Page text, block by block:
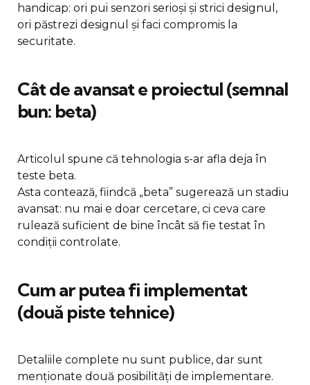
handicap: ori pui senzori serioși și strici designul,
ori păstrezi designul și faci compromis la
securitate.
Cât de avansat e proiectul (semnal
bun: beta)
Articolul spune că tehnologia s-ar afla deja în
teste beta.
Asta contează, fiindcă „beta” sugerează un stadiu
avansat: nu mai e doar cercetare, ci ceva care
rulează suficient de bine încât să fie testat în
condiții controlate.
Cum ar putea fi implementat
(două piste tehnice)
Detaliile complete nu sunt publice, dar sunt
menționate două posibilități de implementare.